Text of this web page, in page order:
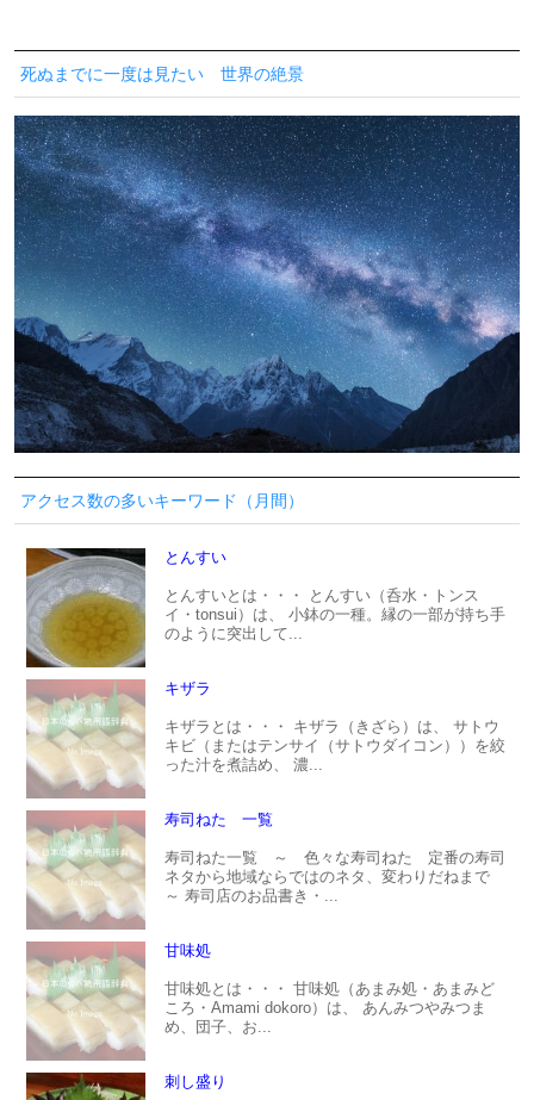
死ぬまでに一度は見たい 世界の絶景
アクセス数の多いキーワード（月間）
とんすい
とんすいとは・・・ とんすい（呑水・トンス
イ・tonsui）は、 小鉢の一種。縁の一部が持ち手
のように突出して...
キザラ
キザラとは・・・ キザラ（きざら）は、 サトウ
キビ（またはテンサイ（サトウダイコン））を絞
った汁を煮詰め、 濃...
寿司ねた 一覧
寿司ねた一覧 ～ 色々な寿司ねた 定番の寿司
ネタから地域ならではのネタ、変わりだねまで
～ 寿司店のお品書き・...
甘味処
甘味処とは・・・ 甘味処（あまみ処・あまみど
ころ・Amami dokoro）は、 あんみつやみつま
め、団子、お...
刺し盛り